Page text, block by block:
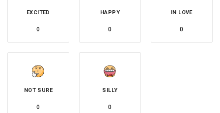
EXCITED
0
HAPPY
0
IN LOVE
0
NOT SURE
0
SILLY
0